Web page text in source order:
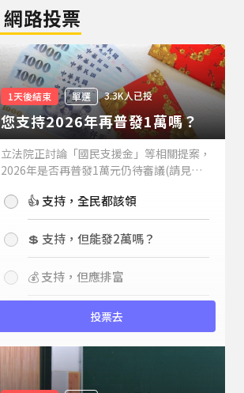
網路投票
1天後結束 單選 3.3K人已投
您支持2026年再普發1萬嗎？
立法院正討論「國民支援金」等相關提案，
2026年是否再普發1萬元仍待審議(請見下
持嗎？👍 支持，全民都該領
💲 支持，但能發2萬嗎？
💰 支持，但應排富
投票去